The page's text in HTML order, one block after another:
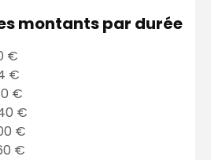
montants par durée
€
€
€
€
€
€